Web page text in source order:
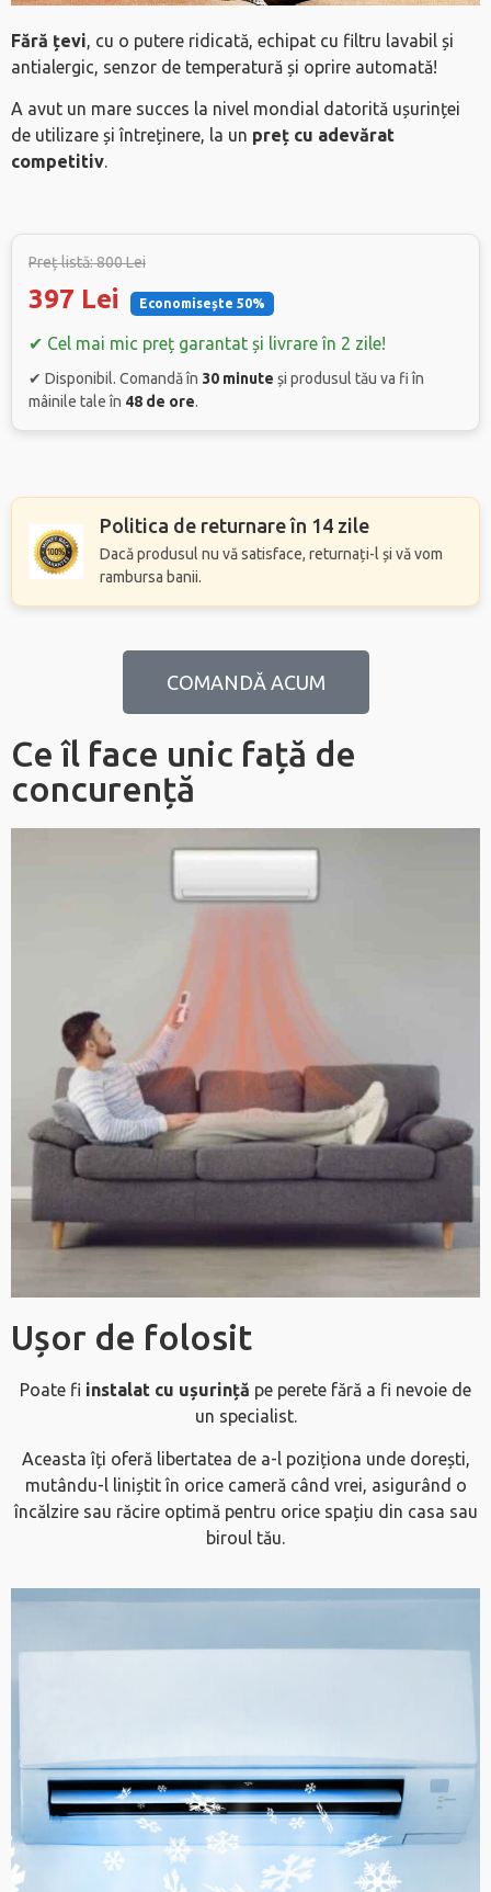
Fără țevi, cu o putere ridicată, echipat cu filtru lavabil și
antialergic, senzor de temperatură și oprire automată!
A avut un mare succes la nivel mondial datorită ușurinței
de utilizare și întreținere, la un preț cu adevărat
competitiv.
Preț listă: 800 Lei
397 Lei Economisește 50%
✔ Cel mai mic preț garantat și livrare în 2 zile!
✔ Disponibil. Comandă în 30 minute și produsul tău va fi în
mâinile tale în 48 de ore.
Politica de returnare în 14 zile
Dacă produsul nu vă satisface, returnați-l și vă vom
rambursa banii.
COMANDĂ ACUM
Ce îl face unic față de
concurență
Ușor de folosit
Poate fi instalat cu ușurință pe perete fără a fi nevoie de
un specialist.
Aceasta îți oferă libertatea de a-l poziționa unde dorești,
mutându-l liniștit în orice cameră când vrei, asigurând o
încălzire sau răcire optimă pentru orice spațiu din casa sau
biroul tău.